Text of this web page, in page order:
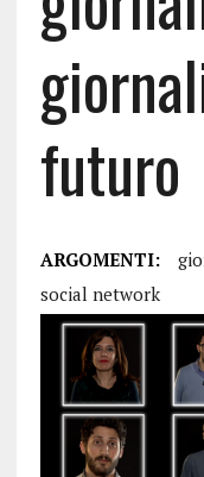
futuro
ARGOMENTI:
social network